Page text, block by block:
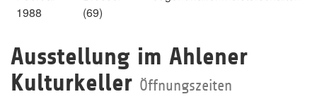
1988
(69)
Ausstellung im Ahlener
Kulturkeller Öffnungszeiten